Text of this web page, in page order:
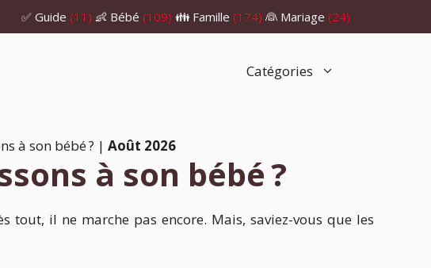
✅ Guide (11) 👶 Bébé (109) 👪 Famille (174) 👰 Mariage (24)
Catégories
à son bébé ? | Août 2026
à son bébé ?
tout, il ne marche pas encore. Mais, saviez-vous que les